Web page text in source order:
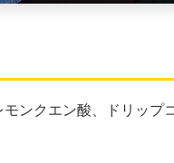
ンクエン酸、ドリップ